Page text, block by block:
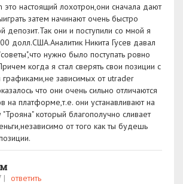
это настоящий лохотрон,они сначала дают
затем начинают очень быстро
депозит.Так они и поступили со мной я
долл.США.Аналитик Никита Гусев давал
нужно было поступать ровно
когда я стал сверять свои позиции с
зависимых от utrader
что они очень сильно отличаются
на платформе,т.е. они устанавливают на
который благополучно сливает
от того как ты будешь
| ответить